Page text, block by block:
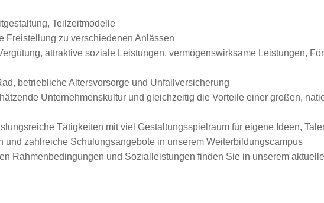
Teilzeitmodelle
Freistellung zu verschiedenen Anlässen
attraktive soziale Leistungen, vermögenswirksame Leistungen,
betriebliche Altersvorsorge und Unfallversicherung
Unternehmenskultur und gleichzeitig die Vorteile einer großen,
Tätigkeiten mit viel Gestaltungsspielraum für eigene Ideen,
zahlreiche Schulungsangebote in unserem Weiterbildungscampus
Rahmenbedingungen und Sozialleistungen finden Sie in unserem